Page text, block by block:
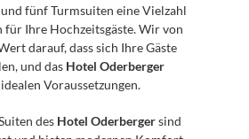
fünf Turmsuiten eine Vielzahl
Ihre Hochzeitsgäste. Wir von
darauf, dass sich Ihre Gäste
und das Hotel Oderberger
Voraussetzungen.
des Hotel Oderberger sind